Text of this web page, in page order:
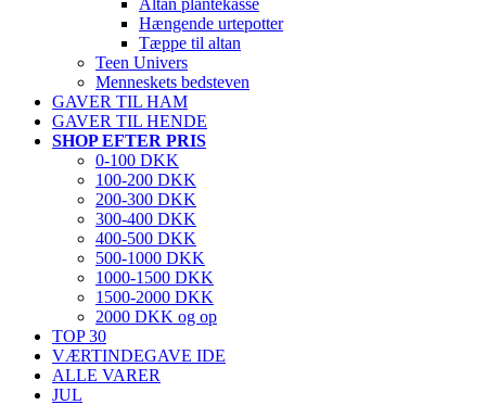
Altan plantekasse
Hængende urtepotter
Tæppe til altan
Teen Univers
Menneskets bedsteven
GAVER TIL HAM
GAVER TIL HENDE
SHOP EFTER PRIS
0-100 DKK
100-200 DKK
200-300 DKK
300-400 DKK
400-500 DKK
500-1000 DKK
1000-1500 DKK
1500-2000 DKK
2000 DKK og op
TOP 30
VÆRTINDEGAVE IDE
ALLE VARER
JUL